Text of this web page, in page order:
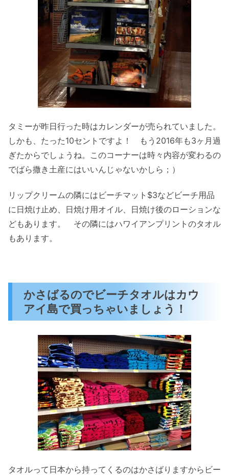
タミーが昨日行った時はカレンダーが売られていました。
しかも、たった10セントですよ！ もう2016年も3ヶ月過
ぎたからでしょうね。このコーナーは時々内容が変わるの
でばら撒き土産にはいいんじゃないかしら；）
リップクリームの隣にはビーチマット$3などビーチ用品
に日焼け止め、日焼け用オイル、日焼け後のローションな
どもあります。 その隣にはハワイアンプリントのタオル
もあります。
かさばるのでビーチタオルはカウ
アイ島で買っちゃいましょう！
タオルって日本から持ってくるのはかさばりますからビー